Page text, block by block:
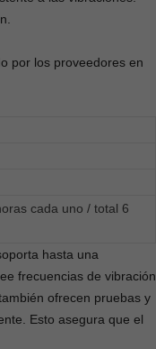
por los proveedores en
cada uno / total 6
hasta una
frecuencias de vibración
ofrecen pruebas y
Esto asegura que el